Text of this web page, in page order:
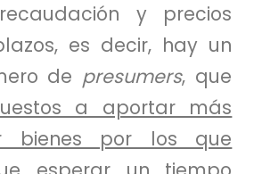
y precios
es decir, hay un
de presumers, que
a aportar más
bienes por los que